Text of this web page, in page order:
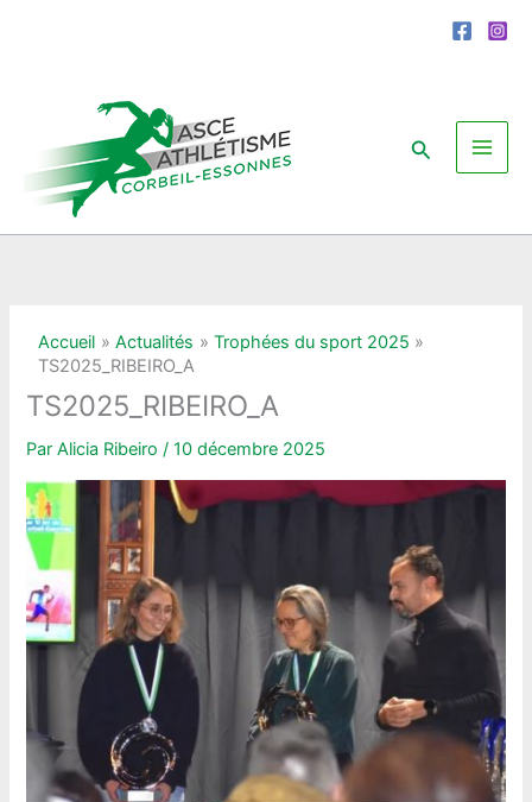
Rechercher
Accueil Actualités
Trophées du sport 2025
TS2025_RIBEIRO_A
TS2025_RIBEIRO_A
ParAlicia Ribeiro/10 décembre 2025